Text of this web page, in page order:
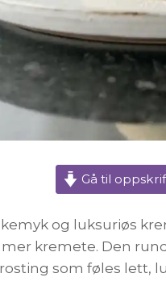
Gå til
og luksuriøs
kremete. Den
som føles lett,